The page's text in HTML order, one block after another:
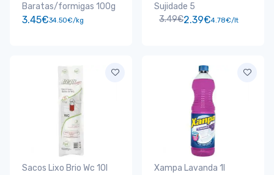
Baratas/formigas 100g
3.45€34.50€/kg
Sujidade 5
3.49€2.39€4.78€/lt
Sacos Lixo Brio Wc 10l
Xampa Lavanda 1l